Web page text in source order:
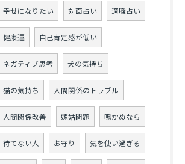
幸せになりたい 対面占い 適職占い
健康運 自己肯定感が低い
ネガティブ思考 犬の気持ち
猫の気持ち 人間関係のトラブル
人間関係改善 嫁姑問題 鳴かぬなら
待てない人 お守り 気を使い過ぎる